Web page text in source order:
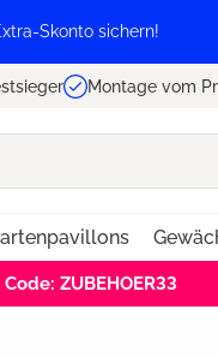
Skonto sichern!
Montage vom
ZUBEHOER33